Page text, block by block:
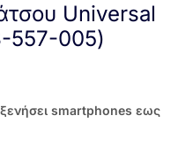
Universal
557-005)
smartphones εως